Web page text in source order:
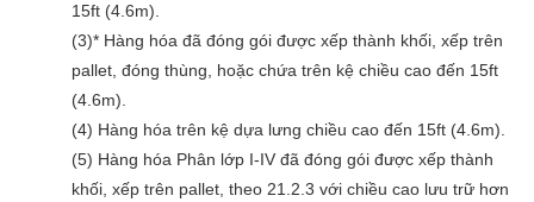
15ft (4.6m).
(3)* Hàng hóa đã đóng gói được xếp thành khối, xếp trên
pallet, đóng thùng, hoặc chứa trên kệ chiều cao đến 15ft
(4.6m).
(4) Hàng hóa trên kệ dựa lưng chiều cao đến 15ft (4.6m).
(5) Hàng hóa Phân lớp I-IV đã đóng gói được xếp thành
khối, xếp trên pallet, theo 21.2.3 với chiều cao lưu trữ hơn